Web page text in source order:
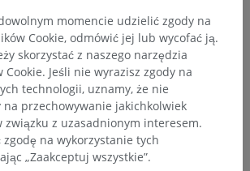
Zgłoś problem
momencie udzielić zgody na
Cookie, odmówić jej lub wycofać ją.
skorzystać z naszego narzędzia
Jeśli nie wyrazisz zgody na
technologii, uznamy, że nie
na przechowywanie jakichkolwiek
związku z uzasadnionym interesem.
zgodę na wykorzystanie tych
„Zaakceptuj wszystkie”.